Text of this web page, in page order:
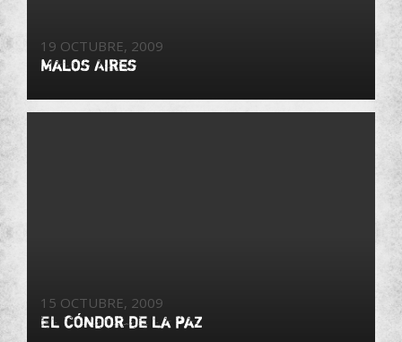
19 OCTUBRE, 2009
Malos Aires
15 OCTUBRE, 2009
El cóndor de la paz